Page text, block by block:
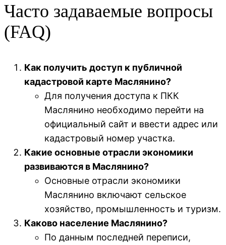
Часто задаваемые вопросы
(FAQ)
Как получить доступ к публичной
кадастровой карте Маслянино?
Для получения доступа к ПКК
Маслянино необходимо перейти на
официальный сайт и ввести адрес или
кадастровый номер участка.
Какие основные отрасли экономики
развиваются в Маслянино?
Основные отрасли экономики
Маслянино включают сельское
хозяйство, промышленность и туризм.
Каково население Маслянино?
По данным последней переписи,